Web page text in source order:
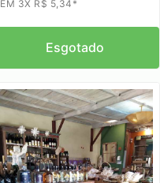
EM 3X R$ 5,34*
Esgotado